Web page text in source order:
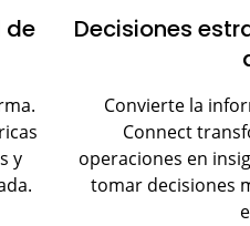
de
y
Decisiones
Convierte la
Connect
operaciones en
tomar decisiones